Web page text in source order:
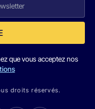
que vous acceptez nos
droits réservés.